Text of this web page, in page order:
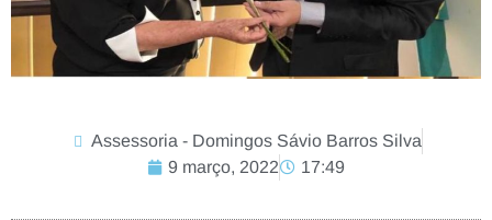
Assessoria - Domingos Sávio Barros Silva
9 março, 2022
17:49